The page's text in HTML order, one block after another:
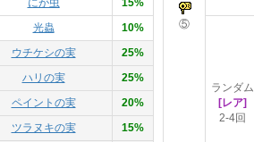
にが虫
15%
光蟲
10%
ウチケシの実
25%
ハリの実
25%
ペイントの実
20%
ツラヌキの実
15%
⑤
ランダム
[レア]
2-4回